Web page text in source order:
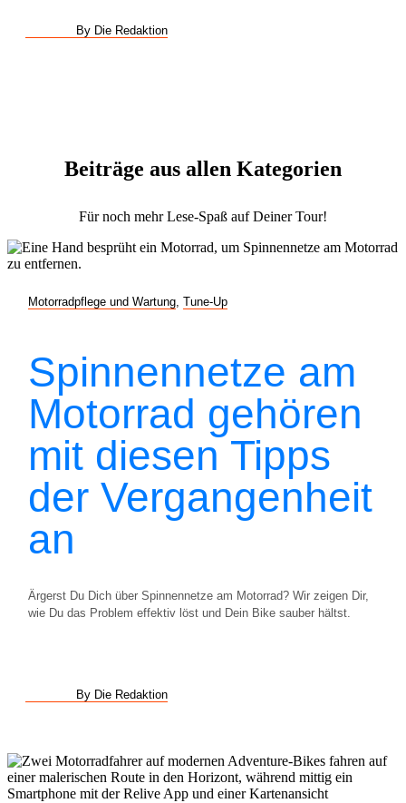
By Die Redaktion
Beiträge aus allen Kategorien
Für noch mehr Lese-Spaß auf Deiner Tour!
Motorradpflege und Wartung Tune-Up
Spinnennetze am
Motorrad gehören
mit diesen Tipps
der Vergangenheit
an
Ärgerst Du Dich über Spinnennetze am Motorrad? Wir zeigen Dir,
wie Du das Problem effektiv löst und Dein Bike sauber hältst.
By Die Redaktion